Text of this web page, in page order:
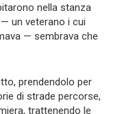
nella stanza
un veterano i cui
— sembrava che
prendendolo per
di strade percorse,
trattenendo le